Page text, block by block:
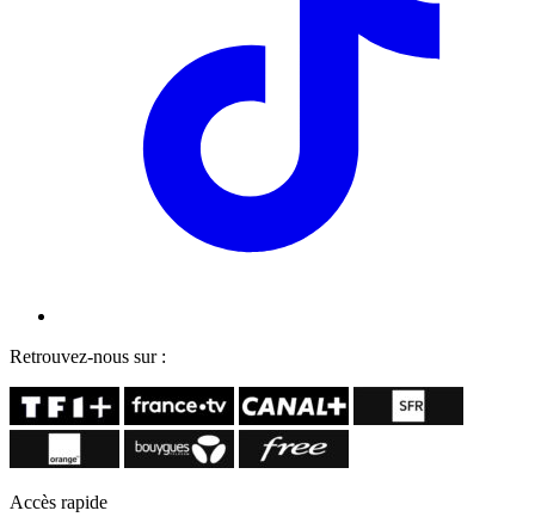
Retrouvez-nous sur :
Accès rapide